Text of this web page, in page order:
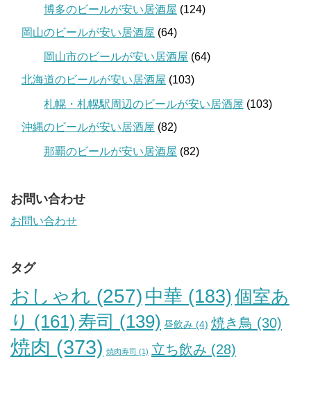
博多のビールが安い居酒屋 (124)
岡山のビールが安い居酒屋 (64)
岡山市のビールが安い居酒屋 (64)
北海道のビールが安い居酒屋 (103)
札幌・札幌駅周辺のビールが安い居酒屋 (103)
沖縄のビールが安い居酒屋 (82)
那覇のビールが安い居酒屋 (82)
お問い合わせ
お問い合わせ
タグ
おしゃれ (257) 中華 (183)個室あ
り (161) 寿司 (139) 昼飲み (4) 焼き鳥 (30)
焼肉 (373) 焼肉寿司 (1) 立ち飲み (28)